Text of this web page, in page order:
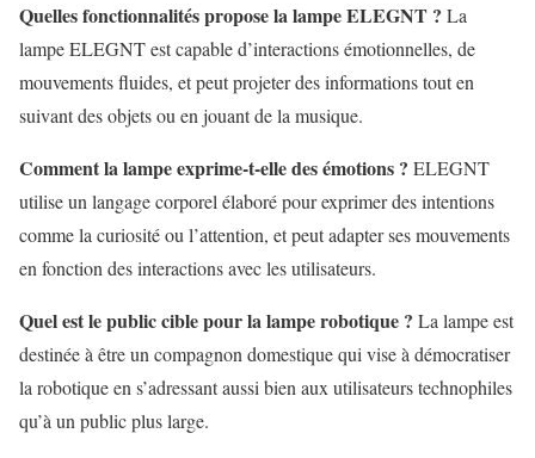
Quelles fonctionnalités propose la lampe ELEGNT ? La
lampe ELEGNT est capable d’interactions émotionnelles, de
mouvements fluides, et peut projeter des informations tout en
suivant des objets ou en jouant de la musique.
Comment la lampe exprime-t-elle des émotions ? ELEGNT
utilise un langage corporel élaboré pour exprimer des intentions
comme la curiosité ou l’attention, et peut adapter ses mouvements
en fonction des interactions avec les utilisateurs.
Quel est le public cible pour la lampe robotique ? La lampe est
destinée à être un compagnon domestique qui vise à démocratiser
la robotique en s’adressant aussi bien aux utilisateurs technophiles
qu’à un public plus large.